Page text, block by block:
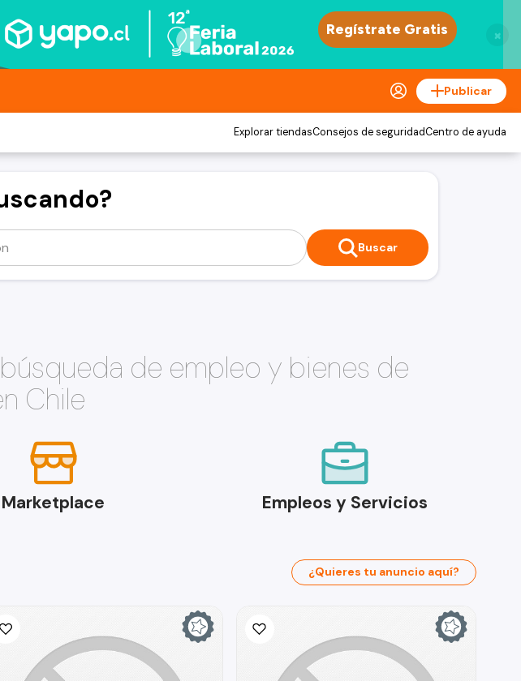
×
Publicar
Explorar tiendasConsejos de seguridadCentro de ayuda
Buscar
de empleo y bienes de
Chile
Marketplace Empleos y Servicios
¿Quieres tu anuncio aquí?